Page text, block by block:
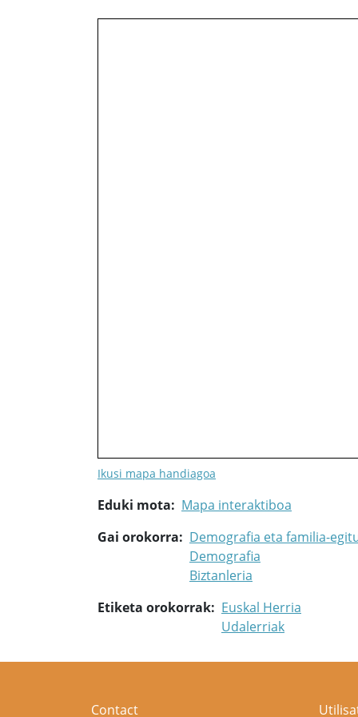
Ikusi mapa handiagoa
Eduki mota
Mapa interaktiboa
Gai orokorra
Demografia eta familia-
Demografia
Biztanleria
Etiketa orokorrak
Euskal Herria
Udalerriak
Contact